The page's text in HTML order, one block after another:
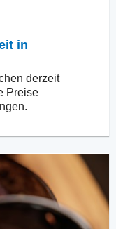
in
derzeit
Preise